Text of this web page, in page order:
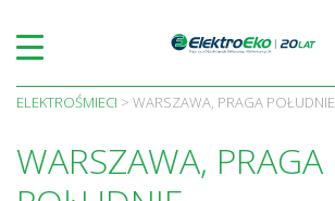
content
ELEKTROŚMIECI > WARSZAWA, PRAGA POŁUDNIE
WARSZAWA, PRAGA